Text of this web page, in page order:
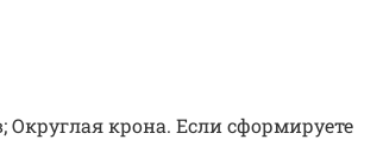
крона. Если сформируете